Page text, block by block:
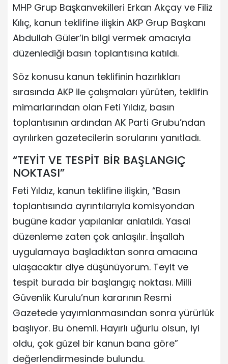
MHP Grup Başkanvekilleri Erkan Akçay ve Filiz
Kılıç, kanun teklifine ilişkin AKP Grup Başkanı
Abdullah Güler’in bilgi vermek amacıyla
düzenlediği basın toplantısına katıldı.
Söz konusu kanun teklifinin hazırlıkları
sırasında AKP ile çalışmaları yürüten, teklifin
mimarlarından olan Feti Yıldız, basın
toplantısının ardından AK Parti Grubu’ndan
ayrılırken gazetecilerin sorularını yanıtladı.
“TEYİT VE TESPİT BİR BAŞLANGIÇ
NOKTASI”
Feti Yıldız, kanun teklifine ilişkin, “Basın
toplantısında ayrıntılarıyla komisyondan
bugüne kadar yapılanlar anlatıldı. Yasal
düzenleme zaten çok anlaşılır. İnşallah
uygulamaya başladıktan sonra amacına
ulaşacaktır diye düşünüyorum. Teyit ve
tespit burada bir başlangıç noktası. Milli
Güvenlik Kurulu’nun kararının Resmi
Gazetede yayımlanmasından sonra yürürlük
başlıyor. Bu önemli. Hayırlı uğurlu olsun, iyi
oldu, çok güzel bir kanun bana göre”
değerlendirmesinde bulundu.